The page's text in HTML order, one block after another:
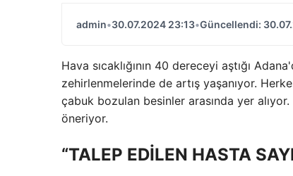
admin•30.07.2024 23:13•Güncellendi:
Hava sıcaklığının 40 dereceyi aştığı
zehirlenmelerinde de artış yaşanıyor.
çabuk bozulan besinler arasında yer
öneriyor.
“TALEP EDİLEN HASTA